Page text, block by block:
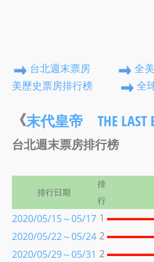
台北週末票房 全
美歷史票房排行榜
全
《末代皇帝 THE LAST
台北週末票房排行榜
排行日期
排
行
2020/05/15～05/17 1
2020/05/22～05/24 2
2020/05/29～05/31 2